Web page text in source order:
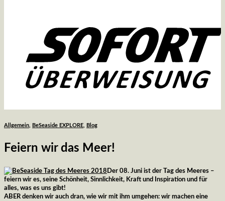
Allgemein BeSeaside EXPLORE Blog
Feiern wir das Meer!
Der 08. Juni ist der Tag des Meeres –
feiern wir es, seine Schönheit, Sinnlichkeit, Kraft und Inspiration und für
alles, was es uns gibt!
ABERdenken wir auch dran, wie wir mit ihm umgehen: wir machen eine